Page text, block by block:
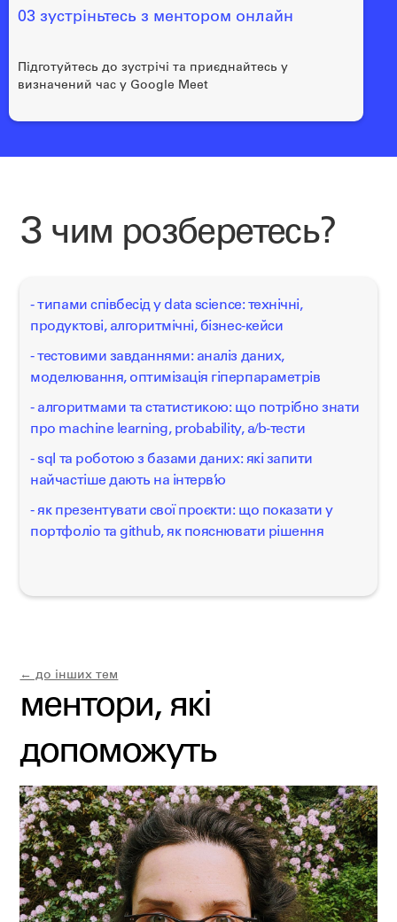
03 зустріньтесь з ментором онлайн
Підготуйтесь до зустрічі та приєднайтесь у
визначений час у Google Meet
З чим розберетесь?
- типами співбесід у data science: технічні,
продуктові, алгоритмічні, бізнес-кейси
- тестовими завданнями: аналіз даних,
моделювання, оптимізація гіперпараметрів
- алгоритмами та статистикою: що потрібно знати
про machine learning, probability, a/b-тести
- sql та роботою з базами даних: які запити
найчастіше дають на інтерв’ю
- як презентувати свої проєкти: що показати у
портфоліо та github, як пояснювати рішення
← до інших тем
ментори, які
допоможуть